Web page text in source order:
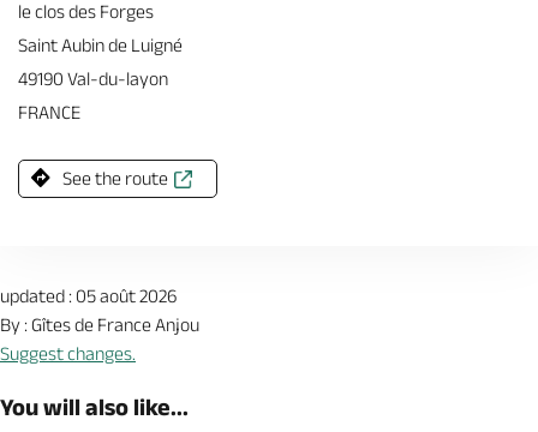
le clos des Forges
Saint Aubin de Luigné
49190 Val-du-layon
FRANCE
See the route
updated : 05 août 2026
By : Gîtes de France Anjou
Suggest changes.
You will also like...